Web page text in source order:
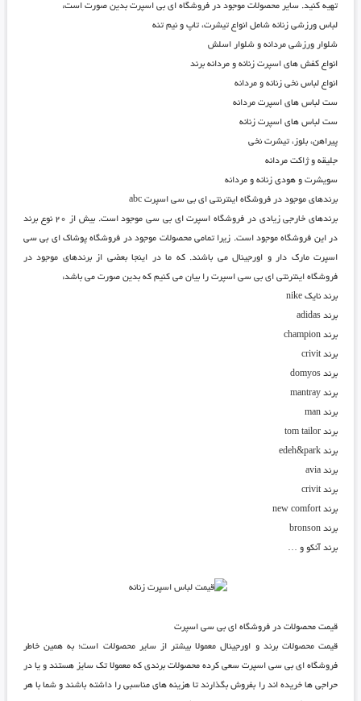
تهیه کنید. سایر محصولات موجود در فروشگاه ای بی اسپرت بدین صورت است:
لباس ورزشی زنانه شامل انواع تیشرت، تاپ و نیم تنه
شلوار ورزشی مردانه و شلوار اسلش
انواع کفش های اسپرت زنانه و مردانه برند
انواع لباس نخی زنانه و مردانه
ست لباس های اسپرت مردانه
ست لباس های اسپرت زنانه
پیراهن، بلوز، تیشرت نخی
جلیقه و ژاکت مردانه
سویشرت و هودی زنانه و مردانه
برندهای موجود در فروشگاه اینترنتی ای بی سی اسپرت abc
برندهای خارجی زیادی در فروشگاه اسپرت ای بی سی
موجود است. بیش از ۲۰ نوع برند
در این فروشگاه موجود است. زیرا تمامی محصولات موجود در فروشگاه پوشاک ای بی سی
اسپرتمارک دار و اورجینال می باشند. که ما در اینجا بعضی از برندهای موجود در
فروشگاه اینترنتی ای بی سی اسپرترا بیان می کنیم که بدین صورت می باشد:
برند نایک nike
برند adidas
برند champion
برند crivit
برند domyos
برند mantray
برند man
برند tom tailor
برند edeh&park
برند avia
برند crivit
برند new comfort
برند bronson
برند آنکو و …
قیمت محصولات در فروشگاه ای بی سی اسپرت
قیمت محصولات برند و اورجینال معمولا بیشتر از سایر محصولات است؛ به همین خاطر
فروشگاه ای بی سی اسپرتسعی کرده محصولات برندی که معمولا تک سایز هستند و یا در
حراجی ها خریده اند را بفروش بگذارند تا هزینه های مناسبی را داشته باشند و شما با هر